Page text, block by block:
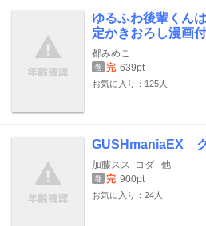
ゆるふわ後輩くん
定かきおろし漫画付
都みめこ
巻 完 639pt
お気に入り：125人
GUSHmaniaEX
加藤スス コダ 他
巻 完 900pt
お気に入り：24人